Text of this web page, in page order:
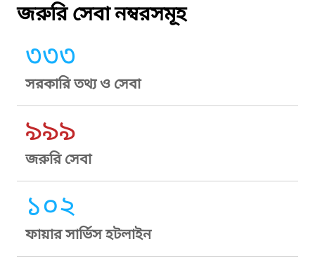
জরুরি সেবা নম্বরসমূহ
৩৩৩
সরকারি তথ্য ও সেবা
৯৯৯
জরুরি সেবা
১০২
ফায়ার সার্ভিস হটলাইন